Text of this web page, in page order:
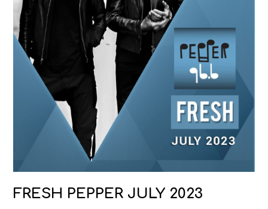
FRESH PEPPER JULY 2023